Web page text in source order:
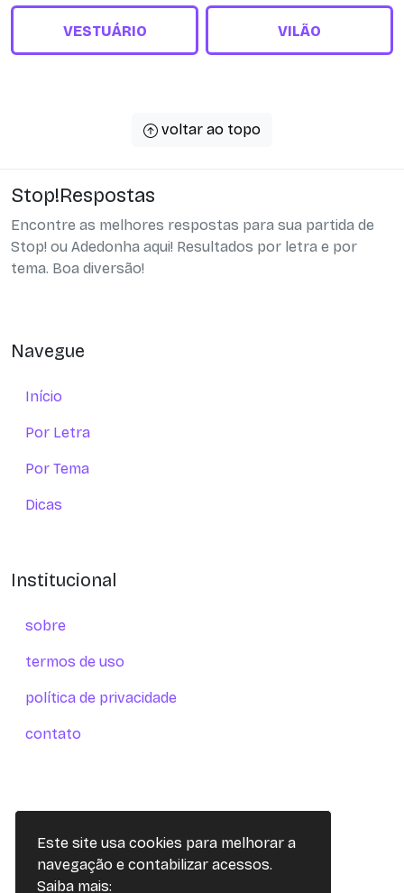
Este site usa cookies para melhorar a
navegação e contabilizar acessos.
Saiba mais:
VESTUÁRIO VILÃO
voltar ao topo
Stop!Respostas
Encontre as melhores respostas para sua partida de
Stop! ou Adedonha aqui! Resultados por letra e por
tema. Boa diversão!
Navegue
Início
Por Letra
Por Tema
Dicas
Institucional
sobre
termos de uso
política de privacidade
contato